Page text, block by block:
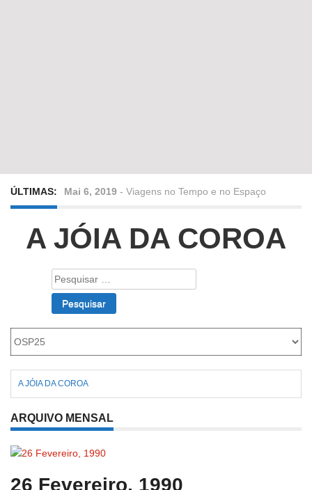
ÚLTIMAS: Mai 6, 2019 - Viagens no Tempo e no Espaço
Abr 24, 2019 -Diz-me a verdade a mentir
Fev 22, 2019
Roriz
A JÓIA DA COROA
Pesquisar
por:
A JÓIA DA COROA
ARQUIVO MENSAL
26 Fevereiro, 1990